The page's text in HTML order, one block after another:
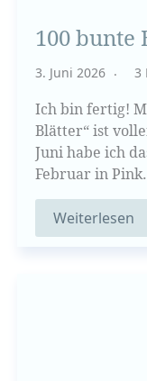
100 bunte
3. Juni 2026 3
Ich bin fertig!
Blätter“ ist
Juni habe ich
Februar in
Weiterlesen